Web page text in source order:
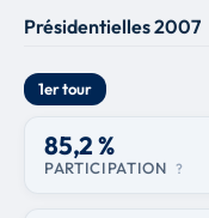
Présidentielles 2007
1er tour
85,2 %
PARTICIPATION ?